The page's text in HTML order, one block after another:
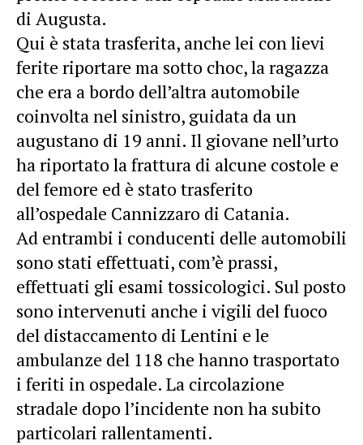
di Augusta.
Qui è stata trasferita, anche lei con lievi
ferite riportare ma sotto choc, la ragazza
che era a bordo dell’altra automobile
coinvolta nel sinistro, guidata da un
augustano di 19 anni. Il giovane nell’urto
ha riportato la frattura di alcune costole e
del femore ed è stato trasferito
all’ospedale Cannizzaro di Catania.
Ad entrambi i conducenti delle automobili
sono stati effettuati, com’è prassi,
effettuati gli esami tossicologici. Sul posto
sono intervenuti anche i vigili del fuoco
del distaccamento di Lentini e le
ambulanze del 118 che hanno trasportato
i feriti in ospedale. La circolazione
stradale dopo l’incidente non ha subito
particolari rallentamenti.